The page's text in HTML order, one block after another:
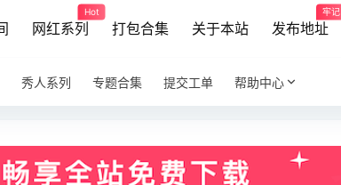
网红系列
Hot
打包合集 关于本站 发布地址
牢记
秀人系列 专题合集 提交工单 帮助中心